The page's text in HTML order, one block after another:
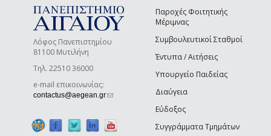
Λόφος Πανεπιστημίου
81100 Μυτιλήνη
Τηλ. 22510 36000
e-mail επικοινωνίας:
contactus@aegean.gr(link sends e-mail)
Παροχές Φοιτητικής
Μέριμνας
Συμβουλευτικοί Σταθμοί
Έντυπα / Αιτήσεις
Υπουργείο Παιδείας
Διαύγεια
Εύδοξος
Συγγράμματα Τμημάτων